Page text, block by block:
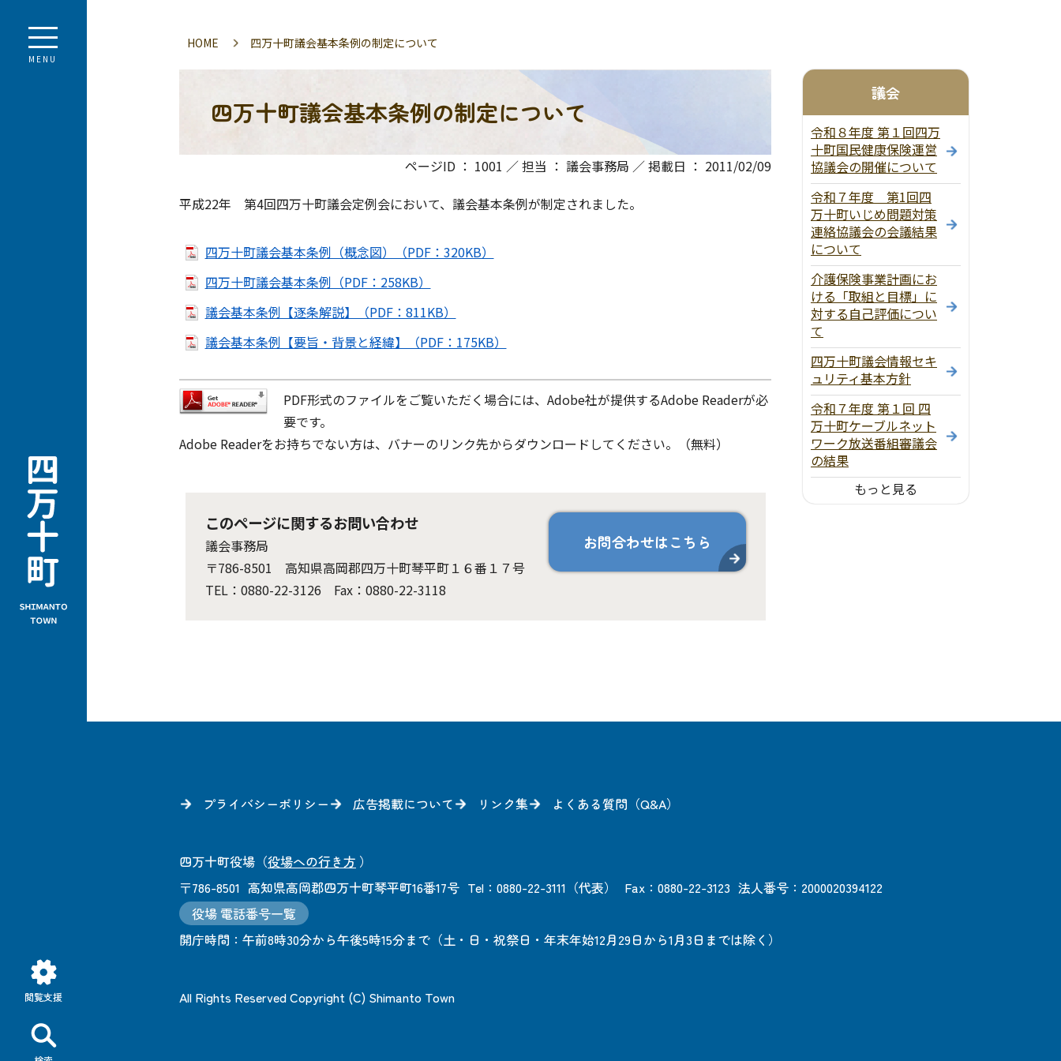
MENU
閲覧支援
HOME 四万十町議会基本条例の制定について
四万十町議会基本条例の制定について
ページID ： 1001 ／ 担当 ： 議会事務局 ／ 掲載日 ： 2011/02/09
平成22年 第4回四万十町議会定例会において、議会基本条例が制定されました。
四万十町議会基本条例（概念図）（PDF：320KB）
四万十町議会基本条例（PDF：258KB）
議会基本条例【逐条解説】（PDF：811KB）
議会基本条例【要旨・背景と経緯】（PDF：175KB）
PDF形式のファイルをご覧いただく場合には、Adobe社が提供するAdobe Readerが必
要です。
Adobe Readerをお持ちでない方は、バナーのリンク先からダウンロードしてください。（無料）
このページに関するお問い合わせ
議会事務局
〒786-8501 高知県高岡郡四万十町琴平町１６番１７号
TEL：0880-22-3126 Fax：0880-22-3118
お問合わせはこちら
議会
令和８年度 第１回四万
十町国民健康保険運営
協議会の開催について
令和７年度 第1回四
万十町いじめ問題対策
連絡協議会の会議結果
について
介護保険事業計画にお
ける「取組と目標」に
対する自己評価につい
て
四万十町議会情報セキ
ュリティ基本方針
令和７年度 第１回 四
万十町ケーブルネット
ワーク放送番組審議会
の結果
もっと見る
プライバシーポリシー 広告掲載について リンク集 よくある質問（Q&A）
四万十町役場 （役場への行き方 ）
〒786-8501 高知県高岡郡四万十町琴平町16番17号 Tel：0880-22-3111（代表） Fax：0880-22-3123 法人番号：2000020394122
役場 電話番号一覧
開庁時間： 午前8時30分から午後5時15分まで （土・日・祝祭日・年末年始12月29日から1月3日までは除く）
All Rights Reserved Copyright (C) Shimanto Town